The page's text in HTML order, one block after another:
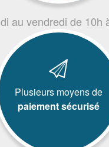
au vendredi de 10h
Plusieurs moyens de
paiement sécurisé